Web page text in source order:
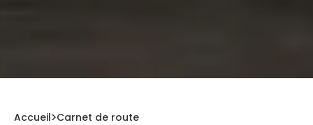
Accueil Carnet de route